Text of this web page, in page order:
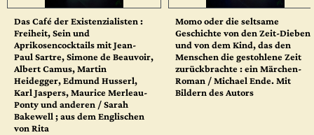
Das Café der Existenzialisten :
Freiheit, Sein und
Aprikosencocktails mit Jean-
Paul Sartre, Simone de Beauvoir,
Albert Camus, Martin
Heidegger, Edmund Husserl,
Karl Jaspers, Maurice Merleau-
Ponty und anderen / Sarah
Bakewell ; aus dem Englischen
von Rita
Momo oder die seltsame
Geschichte von den Zeit-Dieben
und von dem Kind, das den
Menschen die gestohlene Zeit
zurückbrachte : ein Märchen-
Roman / Michael Ende. Mit
Bildern des Autors